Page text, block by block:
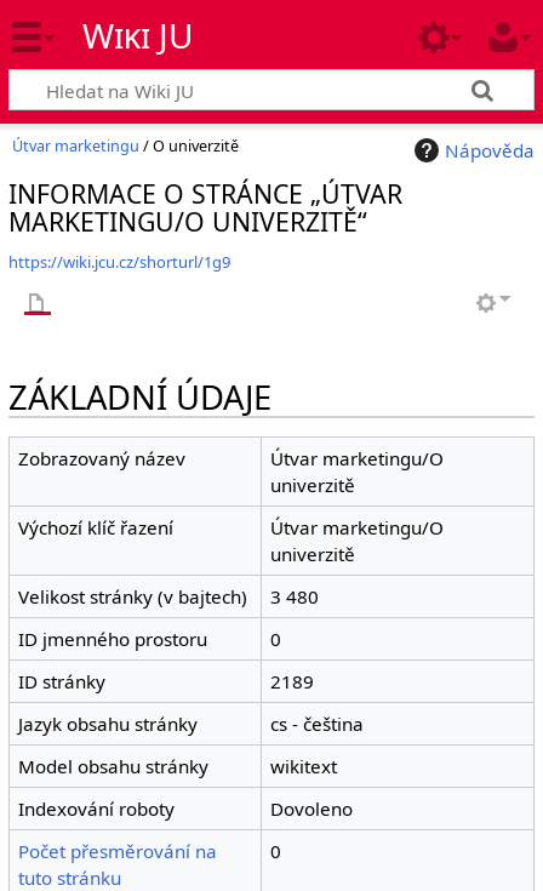
Wiki JU
Nápověda
Útvar marketingu / O univerzitě
INFORMACE O STRÁNCE „ÚTVAR
MARKETINGU/O UNIVERZITĚ“
https://wiki.jcu.cz/shorturl/1g9
ZÁKLADNÍ ÚDAJE
Zobrazovaný název
Útvar marketingu/O
univerzitě
Výchozí klíč řazení
Útvar marketingu/O
univerzitě
Velikost stránky (v bajtech)
3 480
ID jmenného prostoru
0
ID stránky
2189
Jazyk obsahu stránky
cs - čeština
Model obsahu stránky
wikitext
Indexování roboty
Dovoleno
Počet přesměrování na
tuto stránku
0